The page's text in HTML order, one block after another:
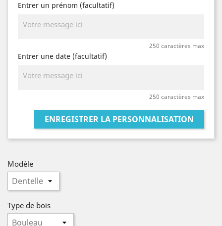
Entrer un prénom (facultatif)
250 caractères max
Entrer une date (facultatif)
250 caractères max
ENREGISTRER LA PERSONNALISATION
Modèle
Type de bois